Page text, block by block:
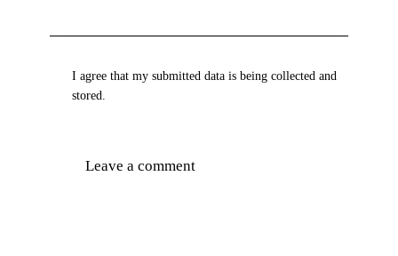
I agree that my submitted data is being collected and
stored.